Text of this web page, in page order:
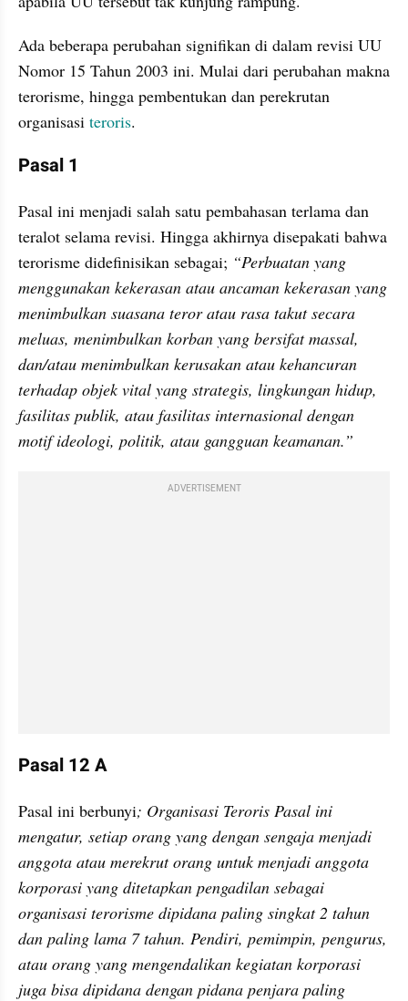
Ada beberapa perubahan signifikan di dalam revisi UU
Nomor 15 Tahun 2003 ini. Mulai dari perubahan makna
terorisme, hingga pembentukan dan perekrutan
organisasi teroris.
Pasal 1
Pasal ini menjadi salah satu pembahasan terlama dan
teralot selama revisi. Hingga akhirnya disepakati bahwa
terorisme didefinisikan sebagai; “Perbuatan yang
menggunakan kekerasan atau ancaman kekerasan yang
menimbulkan suasana teror atau rasa takut secara
meluas, menimbulkan korban yang bersifat massal,
dan/atau menimbulkan kerusakan atau kehancuran
terhadap objek vital yang strategis, lingkungan hidup,
fasilitas publik, atau fasilitas internasional dengan
motif ideologi, politik, atau gangguan keamanan.”
ADVERTISEMENT
Pasal 12 A
Pasal ini berbunyi; Organisasi Teroris Pasal ini
mengatur, setiap orang yang dengan sengaja menjadi
anggota atau merekrut orang untuk menjadi anggota
korporasi yang ditetapkan pengadilan sebagai
organisasi terorisme dipidana paling singkat 2 tahun
dan paling lama 7 tahun. Pendiri, pemimpin, pengurus,
atau orang yang mengendalikan kegiatan korporasi
juga bisa dipidana dengan pidana penjara paling